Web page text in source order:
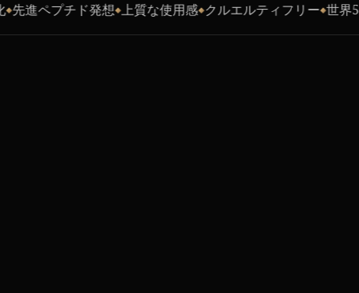
進ペプチド発想◆上質な使用感◆クルエルティフリー◆世界50
14日間で変わる肌を見てく
ださい。